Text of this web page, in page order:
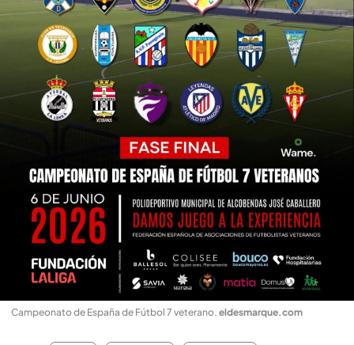
Campeonato de España de Fútbol 7 veterano. eldesmarque.com